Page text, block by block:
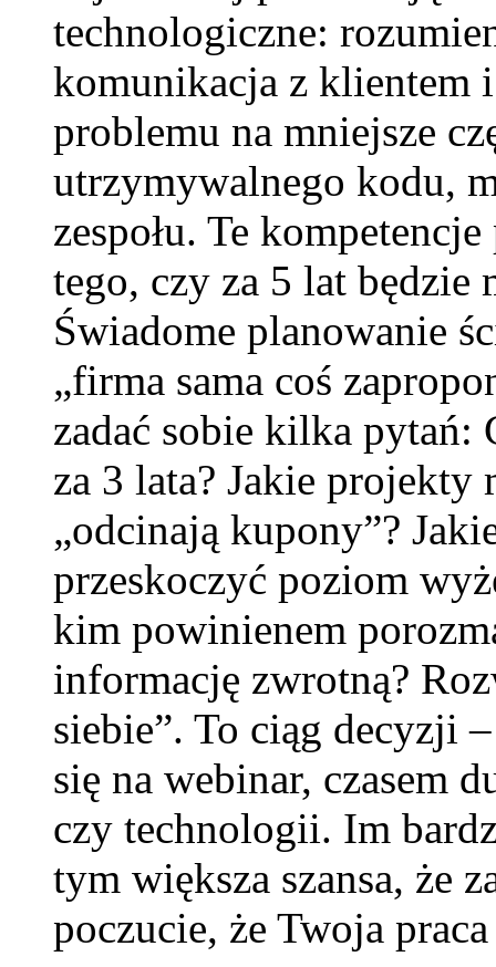
technologiczne:
komunikacja z klientem
problemu na mniejsze
utrzymywalnego kodu,
zespołu. Te
tego, czy za 5 lat
Świadome planowanie
„firma sama coś
zadać sobie kilka pytań:
za 3 lata? Jakie
„odcinają kupony”?
przeskoczyć poziom
kim powinienem
informację zwrotną?
siebie”. To ciąg decyzji
się na webinar, czasem
czy technologii. Im
tym większa szansa, że
poczucie, że Twoja